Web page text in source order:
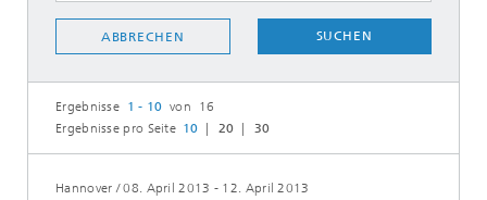
ABBRECHEN SUCHEN
Ergebnisse 1 - 10 von 16
Ergebnisse pro Seite 10 20 30
Hannover /08. April 2013 - 12. April 2013